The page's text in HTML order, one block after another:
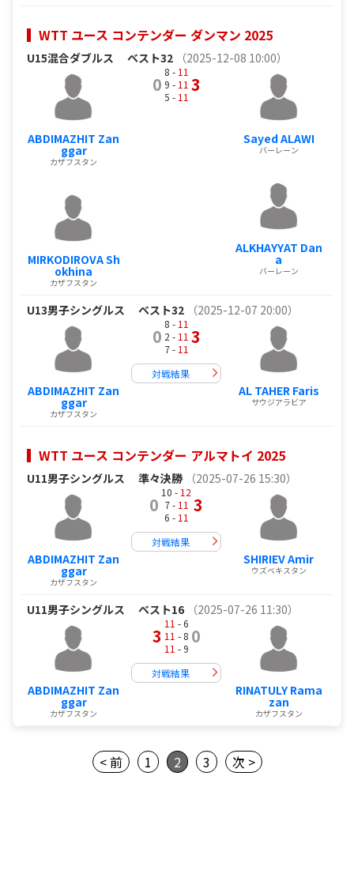
WTT ユース コンテンダー ダンマン 2025
U15混合ダブルス ベスト32 （2025-12-08 10:00）
ABDIMAZHIT Zan
ggar
カザフスタン
MIRKODIROVA Sh
okhina
カザフスタン
0
8 - 11
9 - 11
5 - 11
3
Sayed ALAWI
バーレーン
ALKHAYYAT Dan
a
バーレーン
U13男子シングルス ベスト32 （2025-12-07 20:00）
ABDIMAZHIT Zan
ggar
カザフスタン
0
8 - 11
2 - 11
7 - 11
3
対戦結果
AL TAHER Faris
サウジアラビア
WTT ユース コンテンダー アルマトイ 2025
U11男子シングルス 準々決勝 （2025-07-26 15:30）
ABDIMAZHIT Zan
ggar
カザフスタン
0
10 - 12
7 - 11
6 - 11
3
対戦結果
SHIRIEV Amir
ウズベキスタン
U11男子シングルス ベスト16 （2025-07-26 11:30）
ABDIMAZHIT Zan
ggar
カザフスタン
3
11 - 6
11 - 8
11 - 9
0
対戦結果
RINATULY Rama
zan
カザフスタン
< 前 1 2 3 次 >